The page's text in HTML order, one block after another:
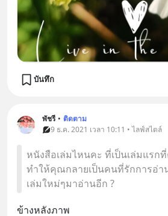
บันทึก
พัชรี • ติดตาม
9 ธ.ค. 2021 เวลา 10:11 • ไลฟ์สไตล์
หนังสือเล่มไหนคะ ที่เป็นเล่มแร
ทำให้คุณกลายเป็นคนที่รักการอ่า
เล่มใหม่ๆมาอ่านอีก ?
ข้างหลังภาพ